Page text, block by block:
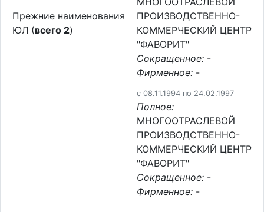
Прежние наименования
ЮЛ (всего 2)
ПРОИЗВОДСТВЕННО-
КОММЕРЧЕСКИЙ ЦЕНТР
"ФАВОРИТ"
Сокращенное: -
Фирменное: -
c 08.11.1994 по 24.02.1997
Полное:
МНОГООТРАСЛЕВОЙ
ПРОИЗВОДСТВЕННО-
КОММЕРЧЕСКИЙ ЦЕНТР
"ФАВОРИТ"
Сокращенное: -
Фирменное: -